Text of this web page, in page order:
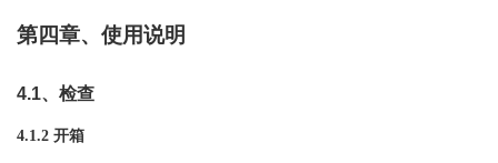
第四章、使用说明
4.1、 检查
4.1.2 开箱